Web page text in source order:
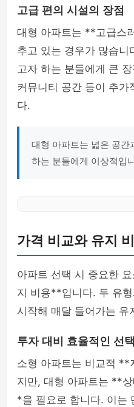
고급 편의 시설의 장점
대형 아파트는 **고급스
추고 있는 경우가 많습니
고자 하는 분들에게 큰
커뮤니티 공간 등이 추가
다.
대형 아파트는 넓은 공간
하는 분들에게 이상적입
가격 비교와 유지
아파트 선택 시 중요한
지 비용**입니다. 두 유
시작해 매달 들어가는 유
투자 대비 효율적인 선택
소형 아파트는 비교적
지만, 대형 아파트는 **
*을 필요로 합니다. 이는